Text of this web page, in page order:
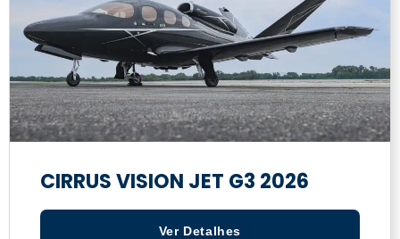
CIRRUS VISION JET G3 2026
Ver Detalhes